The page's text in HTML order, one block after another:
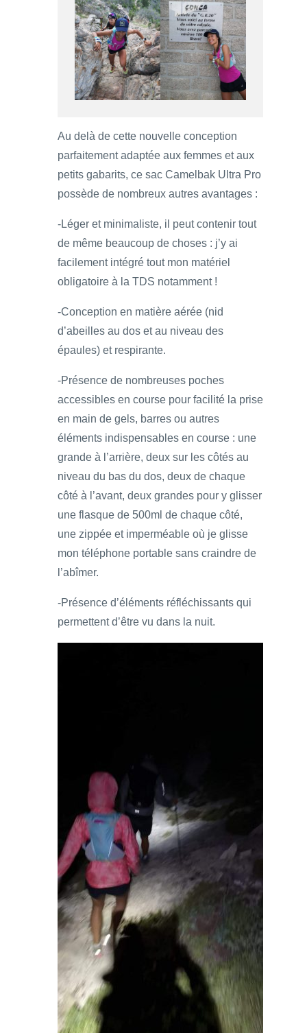
Au delà de cette nouvelle conception
parfaitement adaptée aux femmes et aux
petits gabarits, ce sac Camelbak Ultra Pro
possède de nombreux autres avantages :
-Léger et minimaliste, il peut contenir tout
de même beaucoup de choses : j’y ai
facilement intégré tout mon matériel
obligatoire à la TDS notamment !
-Conception en matière aérée (nid
d’abeilles au dos et au niveau des
épaules) et respirante.
-Présence de nombreuses poches
accessibles en course pour facilité la prise
en main de gels, barres ou autres
éléments indispensables en course : une
grande à l’arrière, deux sur les côtés au
niveau du bas du dos, deux de chaque
côté à l’avant, deux grandes pour y glisser
une flasque de 500ml de chaque côté,
une zippée et imperméable où je glisse
mon téléphone portable sans craindre de
l’abîmer.
-Présence d’éléments réfléchissants qui
permettent d’être vu dans la nuit.